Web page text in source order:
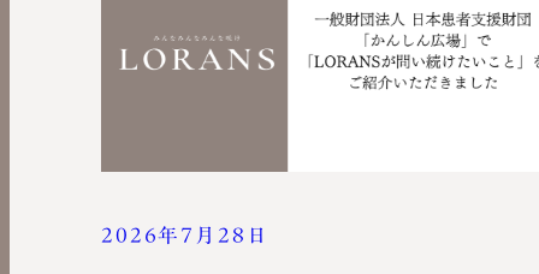
2026年7月28日